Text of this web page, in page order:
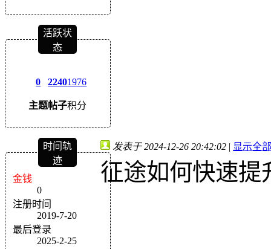
活跃状
态
0
主题
2240
帖子
1976
积分
时间轨
迹
金钱
0
注册时间
2019-7-20
最后登录
2025-2-25
发表于 2024-12-26 20:42:02 | 显示全
征途如何快速提